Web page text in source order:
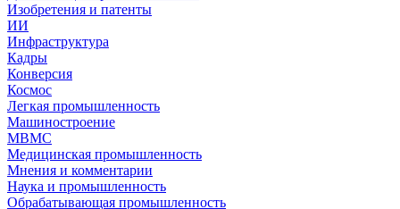
Изобретения и патенты
ИИ
Инфраструктура
Кадры
Конверсия
Космос
Легкая промышленность
Машиностроение
МВМС
Медицинская промышленность
Мнения и комментарии
Наука и промышленность
Обрабатывающая промышленность